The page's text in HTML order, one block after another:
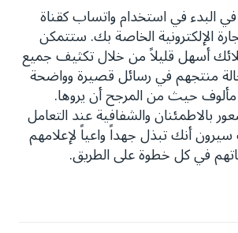
البدء في استخدام واتساب كقناة
الإلكترونية الخاصة بك. ستتمكن
أسهل قليلاً من خلال تكثيف جميع
منتجهم في رسائل قصيرة وواضحة
مألوف حيث من المرجح أن يروها.
بالاطمئنان والشفافية عند التعامل
أنك تبذل جهداً واعياً لإعلامهم
في كل خطوة على الطريق.